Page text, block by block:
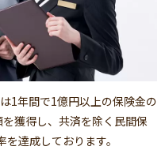
1年間で1億円以上の保険金の
獲得し、共済を除く民間保
達成しております。